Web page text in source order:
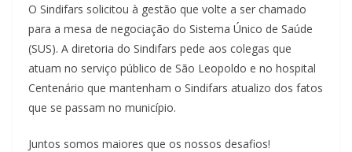
O Sindifars solicitou à gestão que volte a ser chamado
para a mesa de negociação do Sistema Único de Saúde
(SUS). A diretoria do Sindifars pede aos colegas que
atuam no serviço público de São Leopoldo e no hospital
Centenário que mantenham o Sindifars atualizo dos fatos
que se passam no município.
Juntos somos maiores que os nossos desafios!